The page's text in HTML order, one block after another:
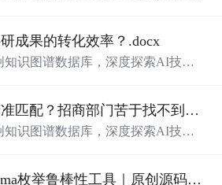
成果的转化效率？.docx
知识图谱数据库，深度探索AI技术
决方案，推动科技创新与产业创新产业招商如何精准匹配？招商部门苦于找不到符合产业链补链强链方向的目标企业怎么办？.docx
知识图谱数据库，深度探索AI技术
决方案，推动科技创新与产业创新大模型工具Schema枚举鲁棒性工具｜原创源码+测试+离线报告